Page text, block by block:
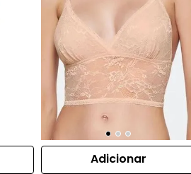
Adicionar